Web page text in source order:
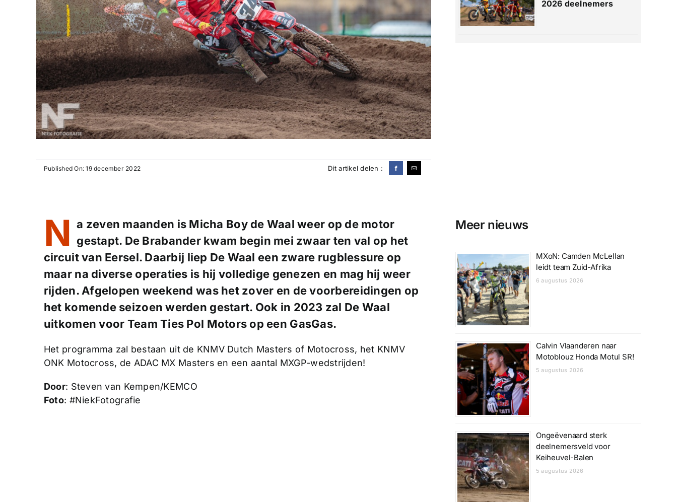
2026 deelnemers
Published On: 19 december 2022 Dit artikel delen :
N a zeven maanden is Micha Boy de Waal weer op de motor
gestapt. De Brabander kwam begin mei zwaar ten val op het
circuit van Eersel. Daarbij liep De Waal een zware rugblessure op
maar na diverse operaties is hij volledige genezen en mag hij weer
rijden. Afgelopen weekend was het zover en de voorbereidingen op
het komende seizoen werden gestart. Ook in 2023 zal De Waal
uitkomen voor Team Ties Pol Motors op een GasGas.
Het programma zal bestaan uit de KNMV Dutch Masters of Motocross, het KNMV
ONK Motocross, de ADAC MX Masters en een aantal MXGP-wedstrijden!
Door: Steven van Kempen/KEMCO
Foto: #NiekFotografie
Meer nieuws
MXoN: Camden McLellan
leidt team Zuid-Afrika
6 augustus 2026
Calvin Vlaanderen naar
Motoblouz Honda Motul SR!
5 augustus 2026
Ongeëvenaard sterk
deelnemersveld voor
Keiheuvel-Balen
5 augustus 2026